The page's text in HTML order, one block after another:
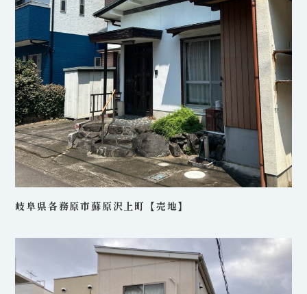
岐阜県各務原市蘇原沢上町【売地】